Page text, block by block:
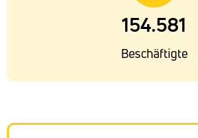
154.581
Beschäftigte